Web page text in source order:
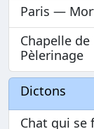
Paris —
Chapelle
Pèlerinage
Dictons
Chat qui